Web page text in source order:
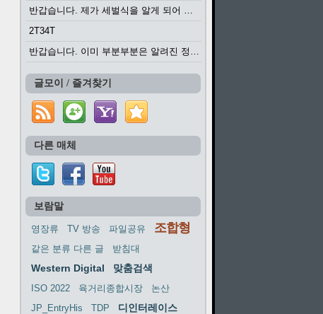
반갑습니다. 제가 세벌식을 알게 되어 세벌식 써...
2T34T
반갑습니다. 이미 부분부분은 알려진 정보들이...
글모이 / 즐겨찾기
다른 매체
보람말
영장류 TV 방송 파일공유 조합형
같은 분류 다른 글 받침대
Western Digital 맞춤검색
ISO 2022 육거리종합시장
논산
JP_EntryHis
TDP
디인터레이스